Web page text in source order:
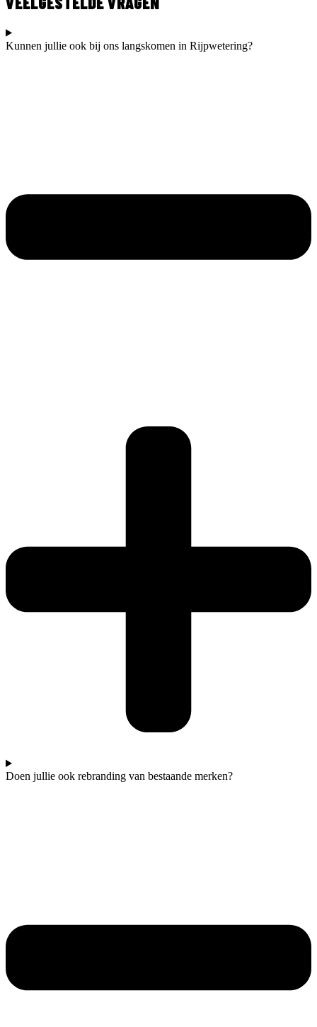
Kunnen jullie ook bij ons langskomen in Rijpwetering?
Doen jullie ook rebranding van bestaande merken?